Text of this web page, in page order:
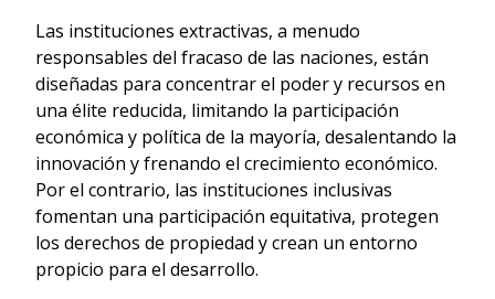
Las instituciones extractivas, a menudo
responsables del fracaso de las naciones, están
diseñadas para concentrar el poder y recursos en
una élite reducida, limitando la participación
económica y política de la mayoría, desalentando la
innovación y frenando el crecimiento económico.
Por el contrario, las instituciones inclusivas
fomentan una participación equitativa, protegen
los derechos de propiedad y crean un entorno
propicio para el desarrollo.